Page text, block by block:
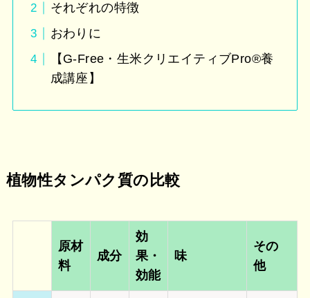
それぞれの特徴
おわりに
【G-Free・生米クリエイティブPro®︎養
成講座】
植物性タンパク質の比較
原材
料
成分
効
果・
効能
味
その
他